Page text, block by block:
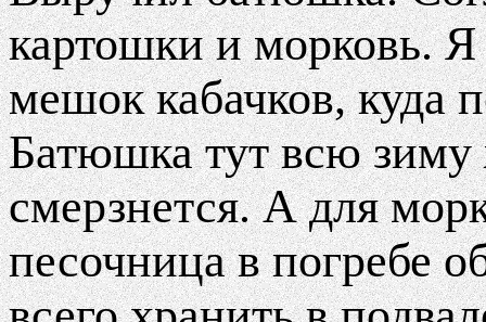
картошки и морковь.
мешок кабачков, куда
Батюшка тут всю зиму
смерзнется. А для
песочница в погребе